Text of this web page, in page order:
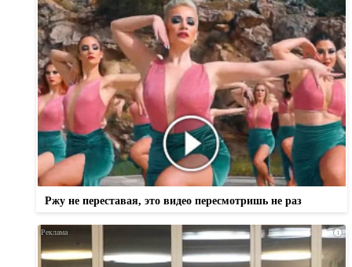
Ржу не переставая, это видео пересмотришь не раз
i